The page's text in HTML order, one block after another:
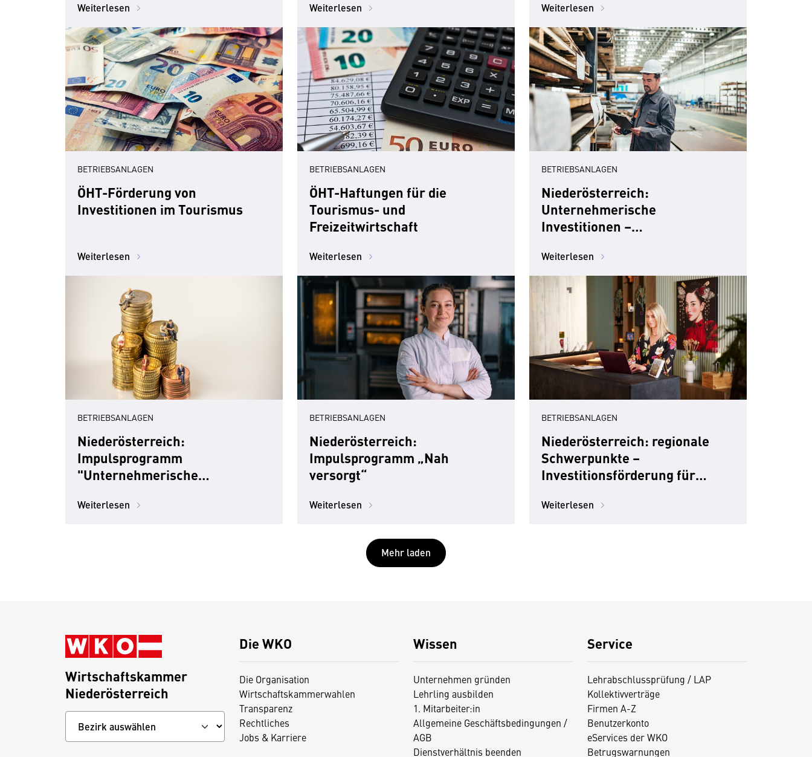
Weiterlesen Weiterlesen Weiterlesen
BETRIEBSANLAGEN
ÖHT-Förderung von
Investitionen im Tourismus
Weiterlesen
BETRIEBSANLAGEN
ÖHT-Haftungen für die
Tourismus- und
Freizeitwirtschaft
Weiterlesen
BETRIEBSANLAGEN
Niederösterreich:
Unternehmerische
Investitionen –
Weiterlesen
BETRIEBSANLAGEN
Niederösterreich:
Impulsprogramm
"Unternehmerische
Weiterlesen
BETRIEBSANLAGEN
Niederösterreich:
Impulsprogramm „Nah
versorgt“
Weiterlesen
BETRIEBSANLAGEN
Niederösterreich: regionale
Schwerpunkte –
Investitionsförderung für
Weiterlesen
Mehr laden
Die WKO
Die Organisation
Wirtschaftskammerwahlen
Transparenz
Rechtliches
Jobs & Karriere
Wissen
Unternehmen gründen
Lehrling ausbilden
1. Mitarbeiter:in
Allgemeine Geschäftsbedingungen /
AGB
Dienstverhältnis beenden
Service
Lehrabschlussprüfung / LAP
Kollektivverträge
Firmen A-Z
Benutzerkonto
eServices der WKO
Betrugswarnungen
Wirtschaftskammer
Niederösterreich